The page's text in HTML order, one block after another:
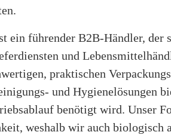
ein führender B2B-Händler,
und
praktischen
und Hygienelösungen
benötigt wird. Unser
weshalb wir auch biologisch